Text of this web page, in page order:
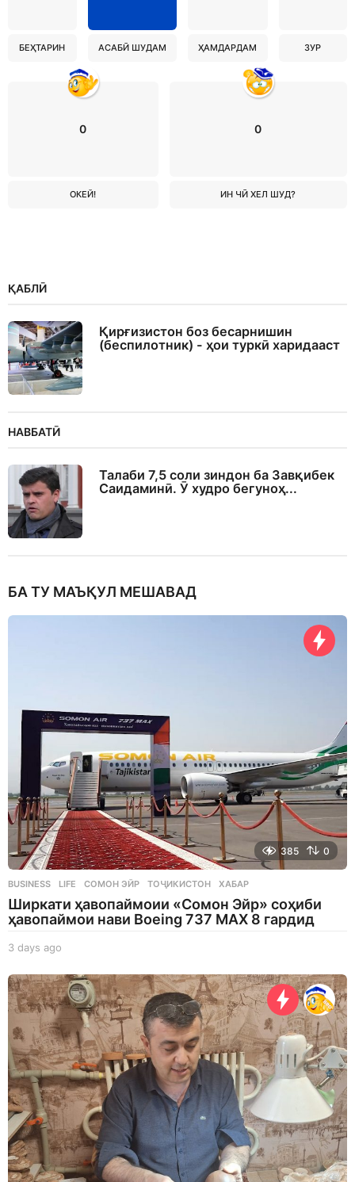
БЕҲТАРИН АСАБӢ ШУДАМ ҲАМДАРДАМ ЗУР
0
ОКЕЙ!
0
ИН ЧӢ ХЕЛ ШУД?
ҚАБЛӢ
Қирғизистон боз бесарнишин
(беспилотник) - ҳои туркӣ харидааст
НАВБАТӢ
Талаби 7,5 соли зиндон ба Завқибек
Саидаминӣ. Ӯ худро бегуноҳ...
БА ТУ МАЪҚУЛ МЕШАВАД
385 0
BUSINESS ,LIFE СОМОН ЭЙР ,ТОҶИКИСТОН ,ХАБАР
Ширкати ҳавопаймоии «Сомон Эйр» соҳиби
ҳавопаймои нави Boeing 737 MAX 8 гардид
3 days ago
a
y
s
g
o